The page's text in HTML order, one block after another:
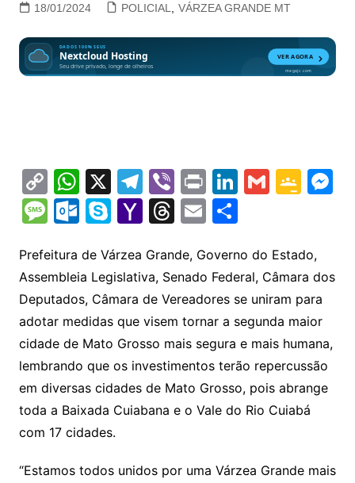
18/01/2024 POLICIAL VÁRZEA GRANDE MT
C
o
p
y
Li
n
k
W
h
at
s
A
p
p
X T
el
e
gr
a
m
Vi
b
er
Pr
in
t
Li
n
k
e
dI
n
G
l
G
gl
e
Cl
a
s
sr
o
m
M
e
M
s
s
a
g
e
O
lo
o
k.
c
o
m
S
y
p
e
Y
h
o
o
M
ai
l
T
e
a
d
s
E
ai
l
S
ar
e
Prefeitura de Várzea Grande, Governo do Estado,
Assembleia Legislativa, Senado Federal, Câmara dos
Deputados, Câmara de Vereadores se uniram para
adotar medidas que visem tornar a segunda maior
cidade de Mato Grosso mais segura e mais humana,
lembrando que os investimentos terão repercussão
em diversas cidades de Mato Grosso, pois abrange
toda a Baixada Cuiabana e o Vale do Rio Cuiabá
com 17 cidades.
“Estamos todos unidos por uma Várzea Grande mais